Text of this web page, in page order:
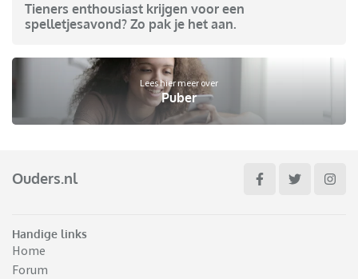
Tieners enthousiast krijgen voor een
spelletjesavond? Zo pak je het aan.
Lees hier meer over
Puber
Ouders.nl
Handige links
Home
Forum